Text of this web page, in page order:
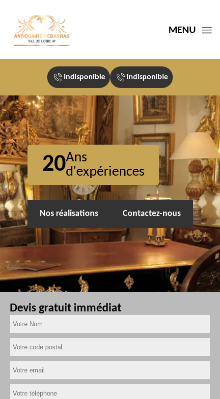
MENU
indisponible indisponible
20Ans
d'expériences
Nos réalisations Contactez-nous
Devis gratuit immédiat